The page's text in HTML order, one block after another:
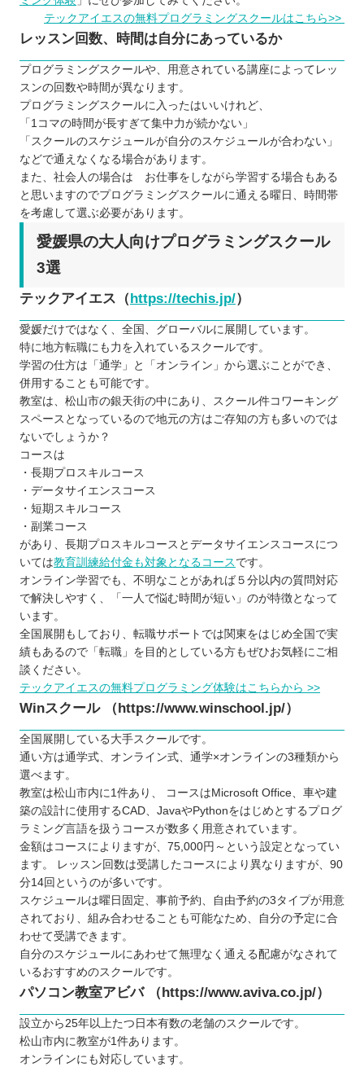
テックアイエスの無料プログラミングスクールはこちら>>
レッスン回数、時間は自分にあっているか
プログラミングスクールや、用意されている講座によってレッ
スンの回数や時間が異なります。
プログラミングスクールに入ったはいいけれど、
「1コマの時間が長すぎて集中力が続かない」
「スクールのスケジュールが自分のスケジュールが合わない」
などで通えなくなる場合があります。
また、社会人の場合は お仕事をしながら学習する場合もある
と思いますのでプログラミングスクールに通える曜日、時間帯
を考慮して選ぶ必要があります。
愛媛県の大人向けプログラミングスクール
3選
テックアイエス（ https://techis.jp/）
愛媛だけではなく、全国、グローバルに展開しています。
特に地方転職にも力を入れているスクールです。
学習の仕方は「通学」と「オンライン」から選ぶことができ、
併用することも可能です。
教室は、松山市の銀天街の中にあり、スクール件コワーキング
スペースとなっているので地元の方はご存知の方も多いのでは
ないでしょうか？
コースは
・長期プロスキルコース
・データサイエンスコース
・短期スキルコース
・副業コース
があり、長期プロスキルコースとデータサイエンスコースにつ
いては教育訓練給付金も対象となるコース です。
オンライン学習でも、不明なことがあれば５分以内の質問対応
で解決しやすく、「一人で悩む時間が短い」のが特徴となって
います。
全国展開もしており、転職サポートでは関東をはじめ全国で実
績もあるので「転職」を目的としている方もぜひお気軽にご相
談ください。
テックアイエスの無料プログラミング体験はこちらから >>
Winスクール （https://www.winschool.jp/）
全国展開している大手スクールです。
通い方は通学式、オンライン式、通学×オンラインの3種類から
選べます。
教室は松山市内に1件あり、 コースはMicrosoft Office、車や建
築の設計に使用するCAD、JavaやPythonをはじめとするプログ
ラミング言語を扱うコースが数多く用意されています。
金額はコースによりますが、75,000円～という設定となってい
ます。 レッスン回数は受講したコースにより異なりますが、90
分14回というのが多いです。
スケジュールは曜日固定、事前予約、自由予約の3タイプが用意
されており、組み合わせることも可能なため、自分の予定に合
わせて受講できます。
自分のスケジュールにあわせて無理なく通える配慮がなされて
いるおすすめのスクールです。
パソコン教室アビバ （https://www.aviva.co.jp/）
設立から25年以上たつ日本有数の老舗のスクールです。
松山市内に教室が1件あります。
オンラインにも対応しています。